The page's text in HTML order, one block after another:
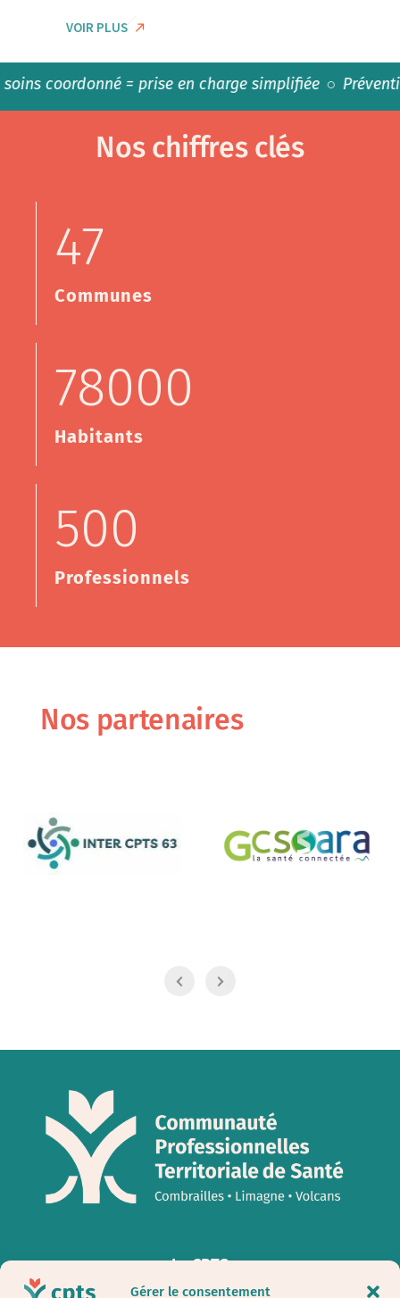
Gérer le consentement
VOIR PLUS
= prise en charge simplifiée Prévention
Nos chiffres clés
47
Communes
78000
Habitants
500
Professionnels
Nos partenaires
La CPTS